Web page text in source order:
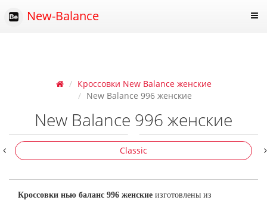
New-Balance
Кроссовки New Balance женские
New Balance 996 женские
New Balance 996 женские
Classic
Кроссовки нью баланс 996 женские изготовлены из